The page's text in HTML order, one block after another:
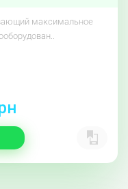
максимальное